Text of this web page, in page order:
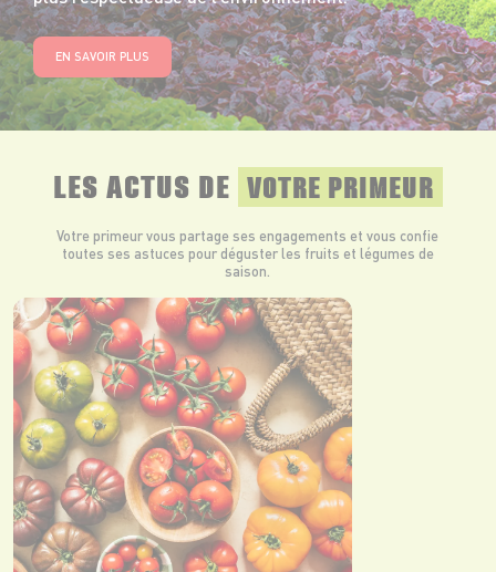
EN SAVOIR PLUS
LES ACTUS DE VOTRE PRIMEUR
Votre primeur vous partage ses engagements et vous confie
toutes ses astuces pour déguster les fruits et légumes de
saison.